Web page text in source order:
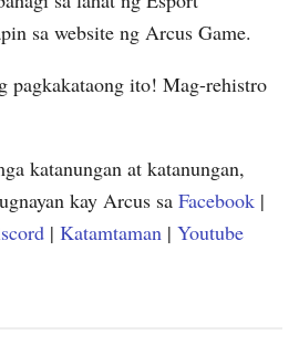
sa website ng Arcus Game.
pagkakataong ito! Mag-rehistro
katanungan at katanungan,
kay Arcus sa Facebook |
| Katamtaman | Youtube